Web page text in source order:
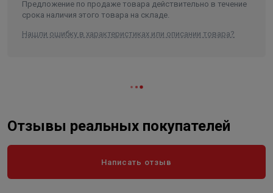
Предложение по продаже товара действительно в течение
срока наличия этого товара на складе.
Нашли ошибку в характеристиках или описании товара?
Отзывы реальных покупателей
Написать отзыв